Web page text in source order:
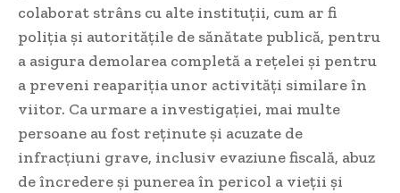
colaborat strâns cu alte instituții, cum ar fi
poliția și autoritățile de sănătate publică, pentru
a asigura demolarea completă a rețelei și pentru
a preveni reapariția unor activități similare în
viitor. Ca urmare a investigației, mai multe
persoane au fost reținute și acuzate de
infracțiuni grave, inclusiv evaziune fiscală, abuz
de încredere și punerea în pericol a vieții și